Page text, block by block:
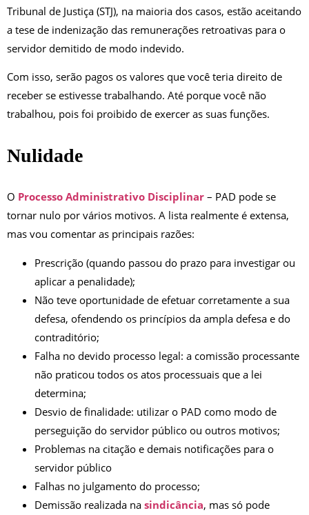
Tribunal de Justiça (STJ), na maioria dos casos, estão aceitando
a tese de indenização das remunerações retroativas para o
servidor demitido de modo indevido.
Com isso, serão pagos os valores que você teria direito de
receber se estivesse trabalhando. Até porque você não
trabalhou, pois foi proibido de exercer as suas funções.
Nulidade
O Processo Administrativo Disciplinar – PAD pode se
tornar nulo por vários motivos. A lista realmente é extensa,
mas vou comentar as principais razões:
Prescrição (quando passou do prazo para investigar ou
aplicar a penalidade);
Não teve oportunidade de efetuar corretamente a sua
defesa, ofendendo os princípios da ampla defesa e do
contraditório;
Falha no devido processo legal: a comissão processante
não praticou todos os atos processuais que a lei
determina;
Desvio de finalidade: utilizar o PAD como modo de
perseguição do servidor público ou outros motivos;
Problemas na citação e demais notificações para o
servidor público
Falhas no julgamento do processo;
Demissão realizada na sindicância, mas só pode